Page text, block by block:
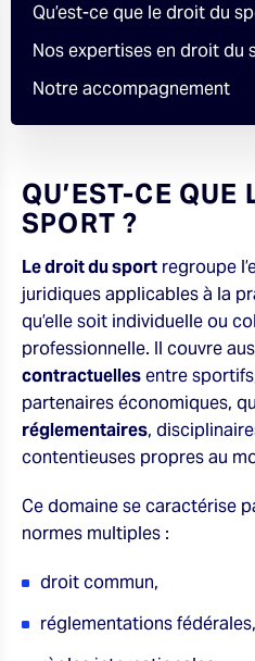
Qu’est-ce que le droit du
Nos expertises en droit du
Notre accompagnement
QU’EST-CE QUE
SPORT ?
Le droit du sport regroupe
juridiques applicables à la
qu’elle soit individuelle ou
professionnelle. Il couvre
contractuellesentre
partenaires économiques,
réglementaires,
contentieuses propres au
Ce domaine se caractérise
normes multiples :
droit commun,
réglementations fédérales,